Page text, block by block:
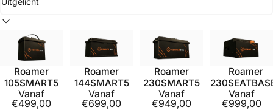
Sorteren op
Roamer
105SMART5
Vanaf
€499,00
Roamer
144SMART5
Vanaf
€699,00
Roamer
230SMART5
Vanaf
€949,00
Roamer
Vanaf
€999,00